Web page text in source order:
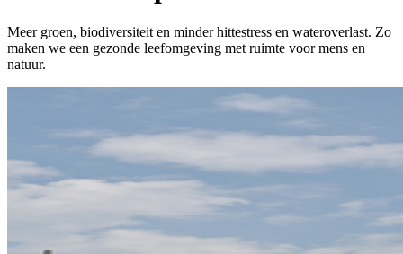
Meer groen, biodiversiteit en minder hittestress en wateroverlast. Zo
maken we een gezonde leefomgeving met ruimte voor mens en
natuur.